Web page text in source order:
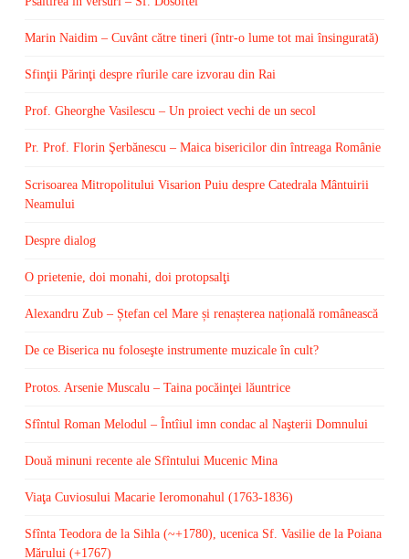
Marin Naidim – Cuvânt către tineri (într-o lume tot mai însingurată)
Sfinţii Părinţi despre rîurile care izvorau din Rai
Prof. Gheorghe Vasilescu – Un proiect vechi de un secol
Pr. Prof. Florin Şerbănescu – Maica bisericilor din întreaga Românie
Scrisoarea Mitropolitului Visarion Puiu despre Catedrala Mântuirii
Neamului
Despre dialog
O prietenie, doi monahi, doi protopsalţi
Alexandru Zub – Ștefan cel Mare și renașterea națională românească
De ce Biserica nu foloseşte instrumente muzicale în cult?
Protos. Arsenie Muscalu – Taina pocăinţei lăuntrice
Sfîntul Roman Melodul – Întîiul imn condac al Naşterii Domnului
Două minuni recente ale Sfîntului Mucenic Mina
Viaţa Cuviosului Macarie Ieromonahul (1763-1836)
Sfînta Teodora de la Sihla (~+1780), ucenica Sf. Vasilie de la Poiana
Mărului (+1767)